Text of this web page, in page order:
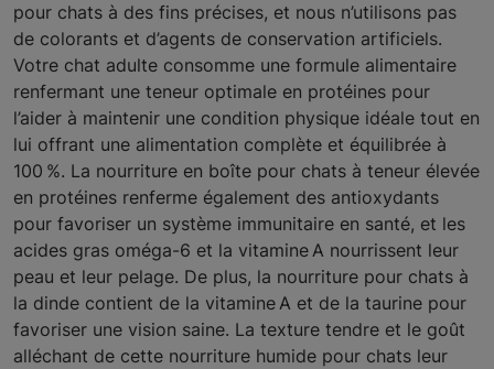
pour chats à des fins précises, et nous n’utilisons pas
de colorants et d’agents de conservation artificiels.
Votre chat adulte consomme une formule alimentaire
renfermant une teneur optimale en protéines pour
l’aider à maintenir une condition physique idéale tout en
lui offrant une alimentation complète et équilibrée à
100 %. La nourriture en boîte pour chats à teneur élevée
en protéines renferme également des antioxydants
pour favoriser un système immunitaire en santé, et les
acides gras oméga-6 et la vitamine A nourrissent leur
peau et leur pelage. De plus, la nourriture pour chats à
la dinde contient de la vitamine A et de la taurine pour
favoriser une vision saine. La texture tendre et le goût
alléchant de cette nourriture humide pour chats leur